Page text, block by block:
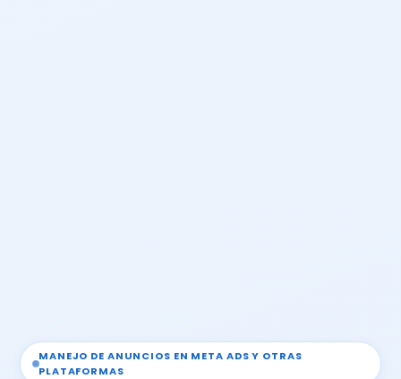
MANEJO DE ANUNCIOS EN META ADS Y OTRAS
PLATAFORMAS